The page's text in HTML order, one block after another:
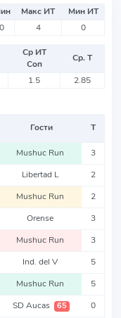
Макс ИТ
Мин ИТ
0 4 0
Ср ИТ
Соп
Ср. Т
1.5 2.85
Гости Т
Mushuc Run 3
Libertad L 2
Mushuc Run 2
Orense 3
Mushuc Run 3
Ind. del V 5
Mushuc Run 5
SD Aucas 65 0